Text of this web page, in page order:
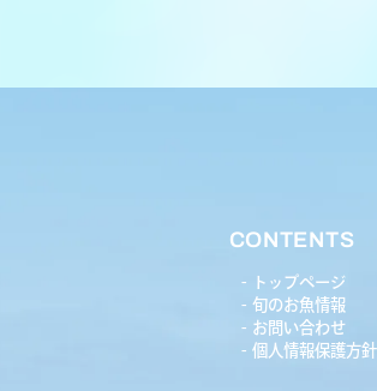
CONTENTS
トップページ
旬のお魚情報
お問い合わせ
個人情報保護方針